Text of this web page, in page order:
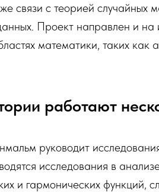
связи с теорией
Проект направлен и на
математики, таких
работают
руководит
исследования в
и гармонических функций,